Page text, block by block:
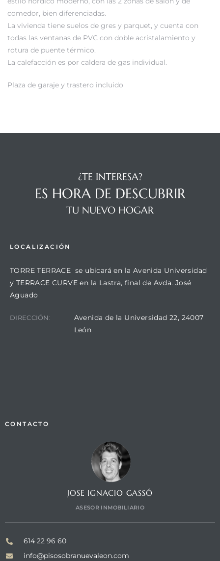
comedor, bien diferenciadas.
La vivienda tiene suelos de gres y parquet, y cuenta con
todas las ventanas de PVC con doble acristalamiento y
rotura de puente térmico.
La calefacción es por caldera de gas individual.
Plaza de garaje y trastero incluido
¿TE INTERESA?
ES HORA DE DESCUBRIR
TU NUEVO HOGAR
LOCALIZACIÓN
TORRE TERRACE se ubicará en la Avenida Universidad
y TERRACE CURVE en la Lastra, final de Avda. José
Aguado
DIRECCIÓN:
Avenida de la Universidad 22, 24007
León
CONTACTO
JOSE IGNACIO GASSÓ
ASESOR INMOBILIARIO
614 22 96 60
info@pisosobranuevaleon.com